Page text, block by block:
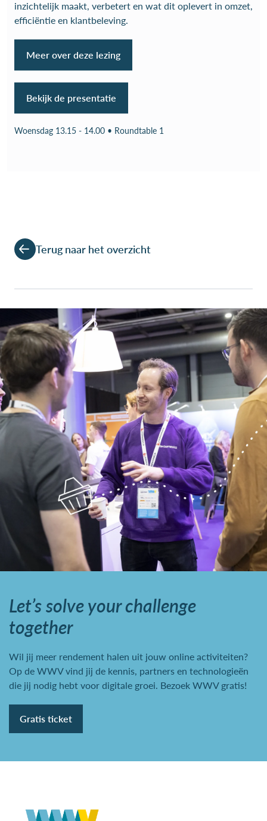
inzichtelijk maakt, verbetert en wat dit oplevert in omzet,
efficiëntie en klantbeleving.
Meer over deze lezing
Bekijk de presentatie
Woensdag 13.15 - 14.00 • Roundtable 1
Terug naar het overzicht
Let’s solve your challenge
together
Wil jij meer rendement halen uit jouw online activiteiten?
Op de WWV vind jij de kennis, partners en technologieën
die jij nodig hebt voor digitale groei. Bezoek WWV gratis!
Gratis ticket